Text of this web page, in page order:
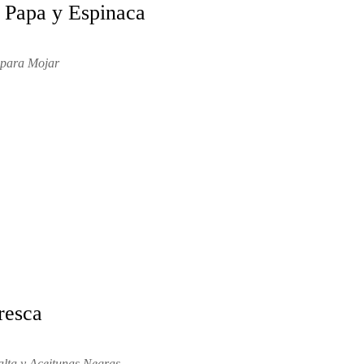
y Espinaca
Mojar